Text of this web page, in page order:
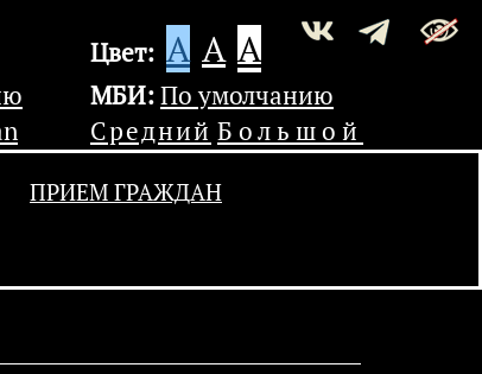
Цвет: A A A
МБИ:По умолчанию
Средний Большой
ПРИЕМ ГРАЖДАН